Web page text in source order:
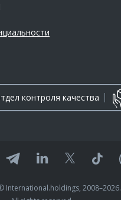
контроля качества
International.holdings, 2008–2026.